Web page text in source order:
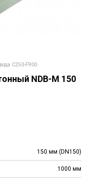
С250-F900
NDB-M 150
150 мм (DN150)
1000 мм